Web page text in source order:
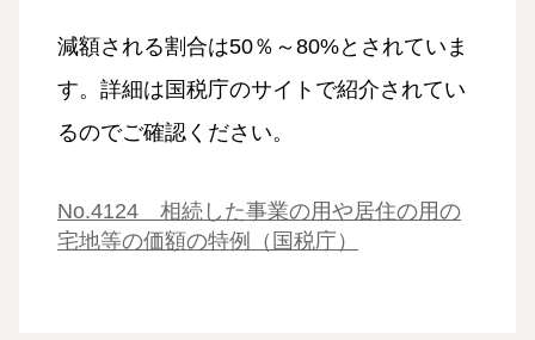
減額される割合は50％～80%とされていま
す。詳細は国税庁のサイトで紹介されてい
るのでご確認ください。
No.4124 相続した事業の用や居住の用の
宅地等の価額の特例（国税庁）